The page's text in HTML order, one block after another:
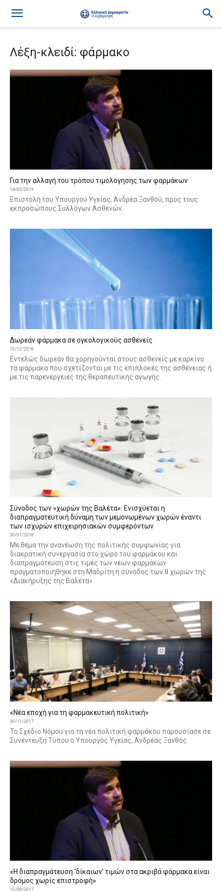
Λέξη-κλειδί: φάρμακο
Για την αλλαγή του τρόπου τιμολόγησης των φαρμάκων
14/03/2019
Επιστολή του Υπουργού Υγείας, Ανδρέα Ξανθού, προς τους
εκπροσώπους Συλλόγων Ασθενών.
Δωρεάν φάρμακα σε ογκολογικούς ασθενείς
13/12/2018
Εντελώς δωρεάν θα χορηγούνται στους ασθενείς με καρκίνο
τα φάρμακα που σχετίζονται με τις επιπλοκές της ασθένειας ή
με τις παρενέργειες της θεραπευτικής αγωγής.
Σύνοδος των «χωρών της Βαλέτα»: Ενισχύεται η
διαπραγματευτική δύναμη των μεμονωμένων χωρών έναντι
των ισχυρών επιχειρησιακών συμφερόντων
30/01/2018
Με θέμα την ανανέωση της πολιτικής συμφωνίας για
διακρατική συνεργασία στο χώρο του φαρμάκου και
διαπραγμάτευση στις τιμές των νέων φαρμάκων
πραγματοποιήθηκε στη Μαδρίτη η σύνοδος των 8 χωρών της
«Διακήρυξης της Βαλέτα» .
«Νέα εποχή για τη φαρμακευτική πολιτική»
30/11/2017
Το Σχέδιο Νόμου για τη νέα πολιτική φαρμάκου παρουσίασε σε
Συνέντευξη Τύπου ο Υπουργός Υγείας, Ανδρέας Ξανθός.
«Η διαπραγμάτευση ‘δίκαιων’ τιμών στα ακριβά φάρμακα είναι
δρόμος χωρίς επιστροφή»
13/09/2017